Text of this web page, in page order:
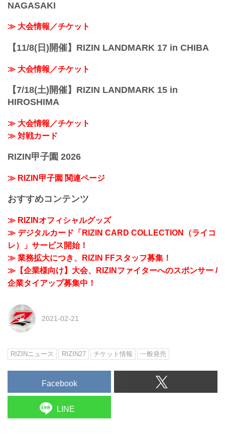
NAGASAKI
≫ 大会情報／チケット
【11/8(日)開催】RIZIN LANDMARK 17 in CHIBA
≫ 大会情報／チケット
【7/18(土)開催】RIZIN LANDMARK 15 in
HIROSHIMA
≫ 大会情報／チケット
≫ 対戦カード
RIZIN甲子園 2026
≫ RIZIN甲子園 関連ページ
おすすめコンテンツ
≫ RIZINオフィシャルグッズ
≫ デジタルカード「RIZIN CARD COLLECTION（ライコ
レ）」サービス開始！
≫ 業務拡大につき、RIZIN FFスタッフ募集！
≫【企業様向け】大会、RIZINファイターへのスポンサー /
企業タイアップ募集中！
2021-02-21
RIZINニュース RIZIN27 チケット情報 一般発売
Facebook
LINE